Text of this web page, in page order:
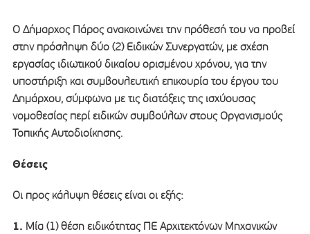
Ο Δήμαρχος Πάρος ανακοινώνει την πρόθεσή του να προβεί
στην πρόσληψη δύο (2) Ειδικών Συνεργατών, με σχέση
εργασίας ιδιωτικού δικαίου ορισμένου χρόνου, για την
υποστήριξη και συμβουλευτική επικουρία του έργου του
Δημάρχου, σύμφωνα με τις διατάξεις της ισχύουσας
νομοθεσίας περί ειδικών συμβούλων στους Οργανισμούς
Τοπικής Αυτοδιοίκησης.
Θέσεις
Οι προς κάλυψη θέσεις είναι οι εξής:
1. Μία (1) θέση ειδικότητας ΠΕ Αρχιτεκτόνων Μηχανικών